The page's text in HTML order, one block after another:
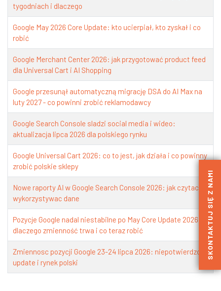
tygodniach i dlaczego
Google May 2026 Core Update: kto ucierpiał, kto zyskał i co
robić
Google Merchant Center 2026: jak przygotować product feed
dla Universal Cart i AI Shopping
Google przesunął automatyczną migrację DSA do AI Max na
luty 2027 - co powinni zrobić reklamodawcy
Google Search Console sladzi social media i wideo:
aktualizacja lipca 2026 dla polskiego rynku
Google Universal Cart 2026: co to jest, jak działa i co powinny
zrobić polskie sklepy
Nowe raporty AI w Google Search Console 2026: jak czytac i
wykorzystywac dane
Pozycje Google nadal niestabilne po May Core Update 2026 -
dlaczego zmienność trwa i co teraz robić
Zmiennosc pozycji Google 23-24 lipca 2026: niepotwierdzony
update i rynek polski
SKONTAKTUJ SIĘ Z NAMI